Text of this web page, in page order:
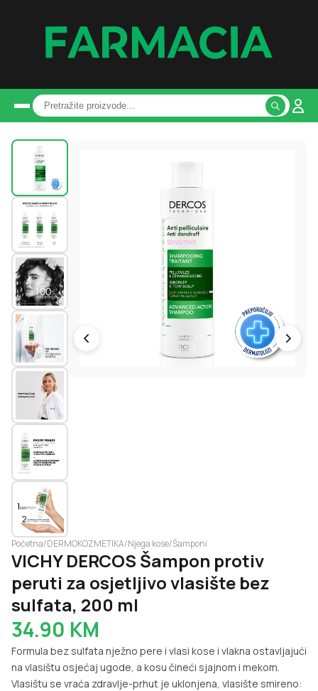
Početna/DERMOKOZMETIKA/Njega kose/Šamponi
VICHY DERCOS Šampon protiv
peruti za osjetljivo vlasište bez
sulfata, 200 ml
34.90 KM
Formula bez sulfata nježno pere i vlasi kose i vlakna ostavljajući
na vlasištu osjećaj ugode, a kosu čineći sjajnom i mekom.
Vlasištu se vraća zdravlje-prhut je uklonjena, vlasište smireno: